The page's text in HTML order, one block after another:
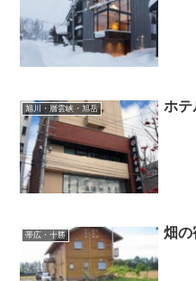
旭川・層雲峡・旭岳 ホテ
帯広・十勝 畑の